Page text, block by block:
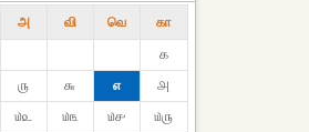
அ வி வெ கா
௧
௫ ௬ ௭
௮
௰௨ ௰௩ ௰௪
௰௫